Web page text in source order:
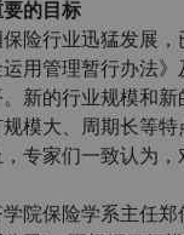
的目标
险行业迅猛发展
用管理暂行办法
新的行业规模和
模大、周期长等
专家们一致认为
院保险学系主任